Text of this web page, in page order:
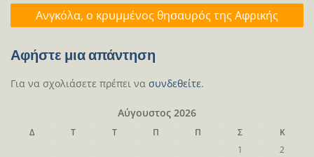
Ανγκόλα, o κρυμμένος θησαυρός της Αφρικής
Αφήστε μια απάντηση
Για να σχολιάσετε πρέπει να συνδεθείτε.
Αύγουστος 2026
Δ Τ Τ Π Π Σ
Κ
1
2